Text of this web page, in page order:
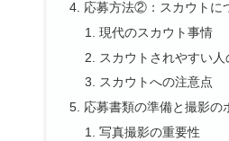
応募方法②：スカウトに
現代のスカウト事情
スカウトされやすい人
スカウトへの注意点
応募書類の準備と撮影の
写真撮影の重要性